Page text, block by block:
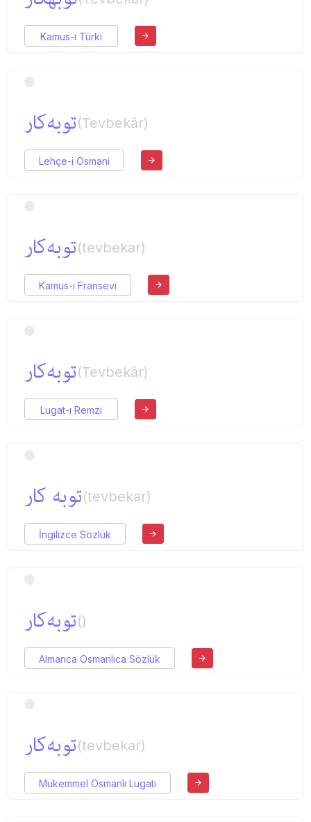
Kamus-ı Türki
توبه‌كار(Tevbekâr)
Lehçe-i Osmani
توبه‌كار(tevbekar)
Kamus-ı Fransevi
توبه‌كار(Tevbekâr)
Lugat-ı Remzi
توبه كار(tevbekar)
İngilizce Sözlük
توبه‌كار()
Almanca Osmanlıca Sözlük
توبه‌كار(tevbekar)
Mükemmel Osmanlı Lugatı